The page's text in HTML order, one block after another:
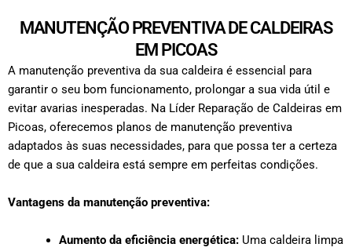
MANUTENÇÃO PREVENTIVA DE CALDEIRAS
EM PICOAS
A manutenção preventiva da sua caldeira é essencial para
garantir o seu bom funcionamento, prolongar a sua vida útil e
evitar avarias inesperadas. Na Líder Reparação de Caldeiras em
Picoas, oferecemos planos de manutenção preventiva
adaptados às suas necessidades, para que possa ter a certeza
de que a sua caldeira está sempre em perfeitas condições.
Vantagens da manutenção preventiva:
Aumento da eficiência energética: Uma caldeira limpa